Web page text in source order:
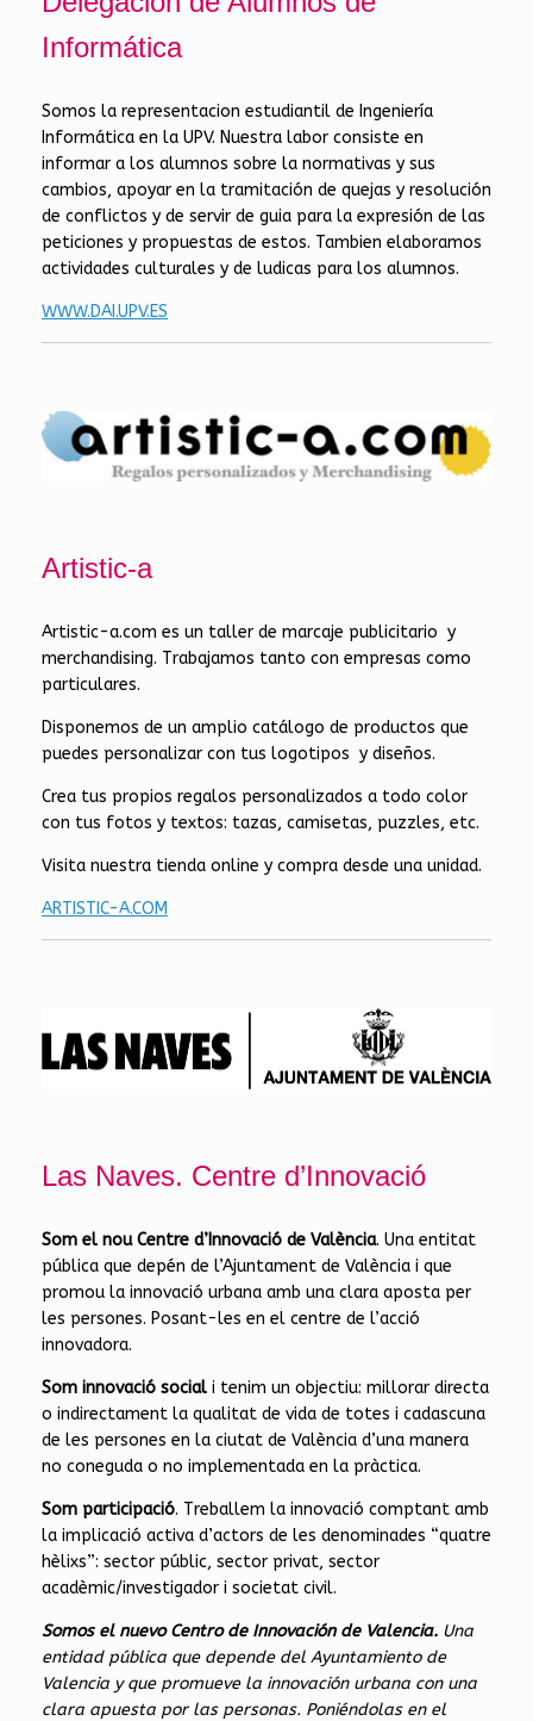
Informática
Somos la representacion estudiantil de Ingeniería
Informática en la UPV. Nuestra labor consiste en
informar a los alumnos sobre la normativas y sus
cambios, apoyar en la tramitación de quejas y resolución
de conflictos y de servir de guia para la expresión de las
peticiones y propuestas de estos. Tambien elaboramos
actividades culturales y de ludicas para los alumnos.
WWW.DAI.UPV.ES
Artistic-a
Artistic-a.com es un taller de marcaje publicitario y
merchandising. Trabajamos tanto con empresas como
particulares.
Disponemos de un amplio catálogo de productos que
puedes personalizar con tus logotipos y diseños.
Crea tus propios regalos personalizados a todo color
con tus fotos y textos: tazas, camisetas, puzzles, etc.
Visita nuestra tienda online y compra desde una unidad.
ARTISTIC-A.COM
Las Naves. Centre d’Innovació
Som el nou Centre d’Innovació de València. Una entitat
pública que depén de l’Ajuntament de València i que
promou la innovació urbana amb una clara aposta per
les persones. Posant-les en el centre de l’acció
innovadora.
Som innovació social i tenim un objectiu: millorar directa
o indirectament la qualitat de vida de totes i cadascuna
de les persones en la ciutat de València d’una manera
no coneguda o no implementada en la pràctica.
Som participació. Treballem la innovació comptant amb
la implicació activa d’actors de les denominades “quatre
hèlixs”: sector públic, sector privat, sector
acadèmic/investigador i societat civil.
Somos el nuevo Centro de Innovación de Valencia. Una
entidad pública que depende del Ayuntamiento de
Valencia y que promueve la innovación urbana con una
clara apuesta por las personas. Poniéndolas en el